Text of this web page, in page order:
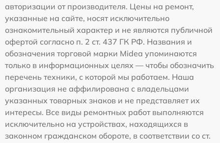
авторизации от производителя. Цены на ремонт,
указанные на сайте, носят исключительно
ознакомительный характер и не являются публичной
офертой согласно п. 2 ст. 437 ГК РФ. Названия и
обозначения торговой марки Midea упоминаются
только в информационных целях — чтобы обозначить
перечень техники, с которой мы работаем. Наша
организация не аффилирована с владельцами
указанных товарных знаков и не представляет их
интересы. Все виды ремонтных работ выполняются
исключительно на устройствах, находящихся в
законном гражданском обороте, в соответствии со ст.